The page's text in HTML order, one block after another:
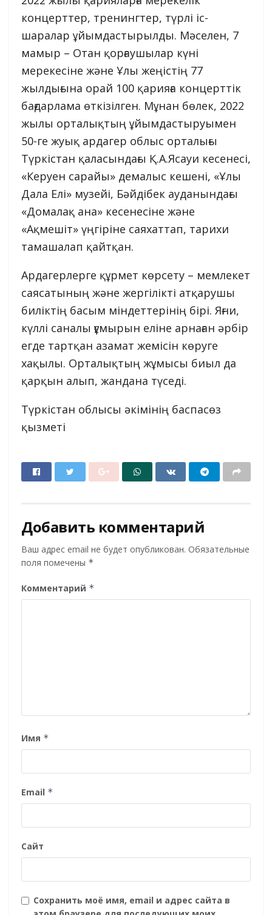
концерттер, тренингтер, түрлі іс-
шаралар ұйымдастырылды. Мәселен, 7
мамыр – Отан қорғаушылар күні
мерекесіне және Ұлы жеңістің 77
жылдығына орай 100 қарияға концерттік
бағдарлама өткізілген. Мұнан бөлек, 2022
жылы орталықтың ұйымдастыруымен
50-ге жуық ардагер облыс орталығы
Түркістан қаласындағы Қ.А.Ясауи кесенесі,
«Керуен сарайы» демалыс кешені, «Ұлы
Дала Елі» музейі, Бәйдібек ауданындағы
«Домалақ ана» кесенесіне және
«Ақмешіт» үңгіріне саяхаттап, тарихи
тамашалап қайтқан.
Ардагерлерге құрмет көрсету – мемлекет
саясатының және жергілікті атқарушы
биліктің басым міндеттерінің бірі. Яғни,
күллі саналы ғұмырын еліне арнаған әрбір
егде тартқан азамат жемісін көруге
хақылы. Орталықтың жұмысы биыл да
қарқын алып, жандана түседі.
Түркістан облысы әкімінің баспасөз
қызметі
Добавить комментарий
Ваш адрес email не будет опубликован. Обязательные
поля помечены *
Комментарий *
Имя *
Email *
Сайт
Сохранить моё имя, email и адрес сайта в